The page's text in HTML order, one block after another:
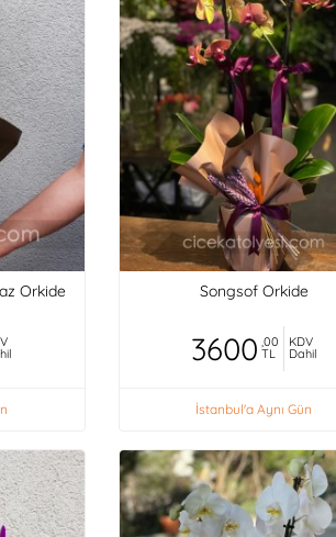
Orkide Songsof Orkide
3600 ,00
TL
KDV
Dahil
İstanbul'a Aynı Gün